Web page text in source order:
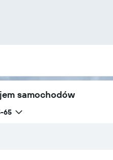
samochodów
65